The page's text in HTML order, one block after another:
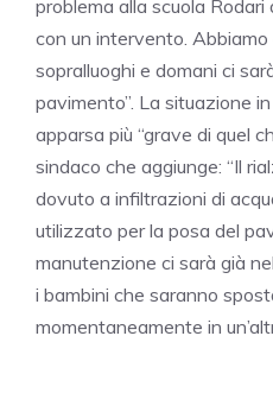
problema alla scuola Rodari
con un intervento.
sopralluoghi e domani ci
pavimento”. La situazione
apparsa più “grave di quel
sindaco che aggiunge: “Il
dovuto a infiltrazioni di
utilizzato per la posa del
manutenzione ci sarà già
i bambini che saranno
momentaneamente in